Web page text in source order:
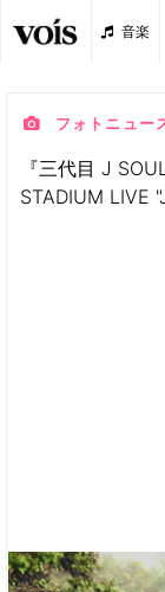
音楽
フォトニュー
『三代目 J
STADIUM LIVE